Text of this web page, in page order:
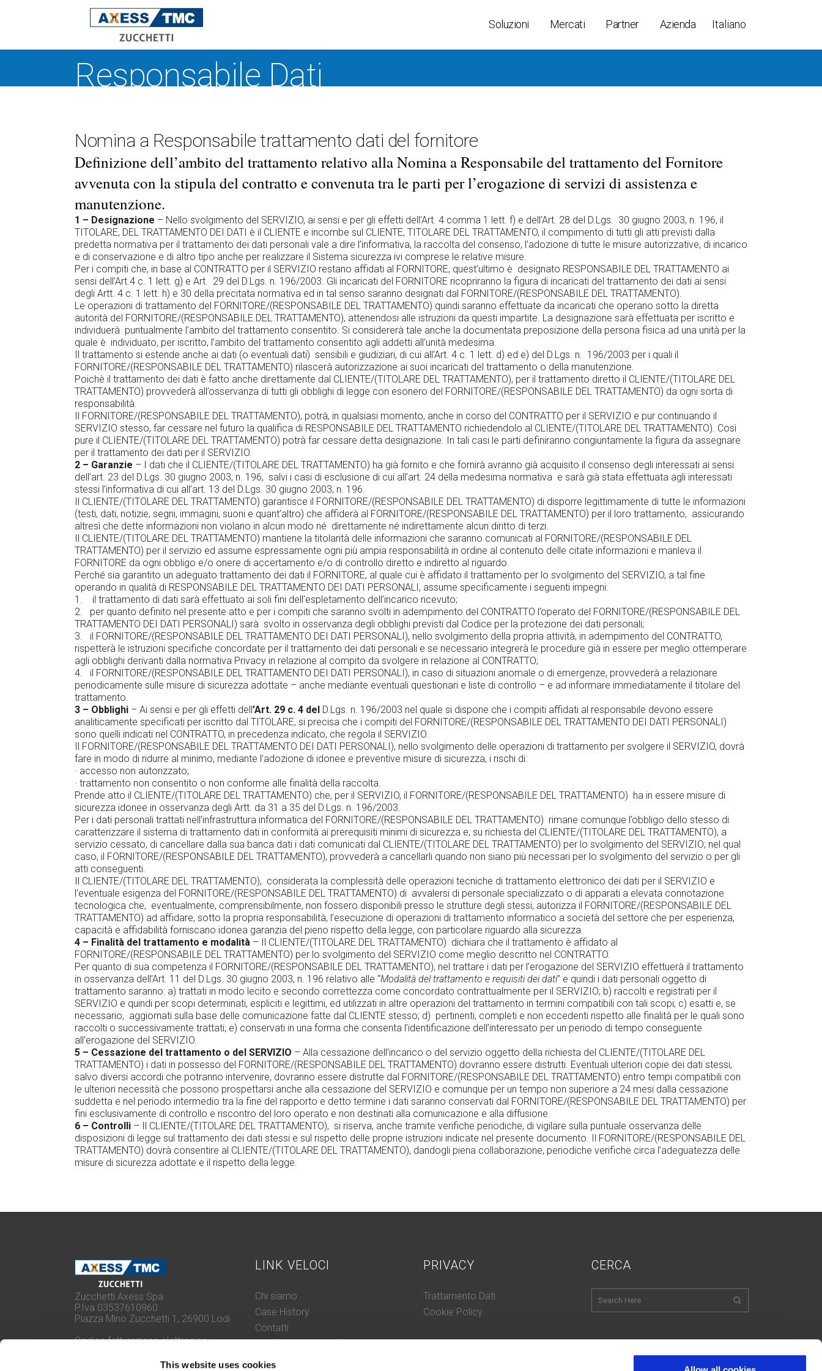
This website uses cookies
Italiano
Soluzioni
Gestione Visitatori
Localizzazione
Indoor
XAtlas Security
Wireless Lock
Sistemi di
Videosorveglianza
Lettura Targhe
Sistema Anti-
incendio
Sistema anti-
intrusione
Data Collection
CLOKI
Gestione del
Personale
Servizio Cloud
Entry365
Hands Free & Mobile
Wireless Cable
Armadio chiavi K-Per
Mercati Partner Azienda
Responsabile Dati
Nomina a Responsabile trattamento dati del fornitore
Definizione dell’ambito del trattamento relativo alla Nomina a Responsabile del trattamento del Fornitore
avvenuta con la stipula del contratto e convenuta tra le parti per l’erogazione di servizi di assistenza e
manutenzione.
1 – Designazione – Nello svolgimento del SERVIZIO, ai sensi e per gli effetti dell’Art. 4 comma 1 lett. f) e dell’Art. 28 del D.Lgs. 30 giugno 2003, n. 196, il
TITOLARE, DEL TRATTAMENTO DEI DATI è il CLIENTE e incombe sul CLIENTE, TITOLARE DEL TRATTAMENTO, il compimento di tutti gli atti previsti dalla
predetta normativa per il trattamento dei dati personali vale a dire l’informativa, la raccolta del consenso, l’adozione di tutte le misure autorizzative, di incarico
e di conservazione e di altro tipo anche per realizzare il Sistema sicurezza ivi comprese le relative misure.
Per i compiti che, in base al CONTRATTO per il SERVIZIO restano affidati al FORNITORE, quest’ultimo è designato RESPONSABILE DEL TRATTAMENTO ai
sensi dell’Art.4 c. 1 lett. g) e Art. 29 del D.Lgs. n. 196/2003. Gli incaricati del FORNITORE ricopriranno la figura di incaricati del trattamento dei dati ai sensi
degli Artt. 4 c. 1 lett. h) e 30 della precitata normativa ed in tal senso saranno designati dal FORNITORE/(RESPONSABILE DEL TRATTAMENTO).
Le operazioni di trattamento del FORNITORE/(RESPONSABILE DEL TRATTAMENTO) quindi saranno effettuate da incaricati che operano sotto la diretta
autorità del FORNITORE/(RESPONSABILE DEL TRATTAMENTO), attenendosi alle istruzioni da questi impartite. La designazione sarà effettuata per iscritto e
individuerà puntualmente l’ambito del trattamento consentito. Si considererà tale anche la documentata preposizione della persona fisica ad una unità per la
quale è individuato, per iscritto, l’ambito del trattamento consentito agli addetti all’unità medesima.
Il trattamento si estende anche ai dati (o eventuali dati) sensibili e giudiziari, di cui all’Art. 4 c. 1 lett. d) ed e) del D.Lgs. n. 196/2003 per i quali il
FORNITORE/(RESPONSABILE DEL TRATTAMENTO) rilascerà autorizzazione ai suoi incaricati del trattamento o della manutenzione.
Poichè il trattamento dei dati è fatto anche direttamente dal CLIENTE/(TITOLARE DEL TRATTAMENTO), per il trattamento diretto il CLIENTE/(TITOLARE DEL
TRATTAMENTO) provvederà all’osservanza di tutti gli obblighi di legge con esonero del FORNITORE/(RESPONSABILE DEL TRATTAMENTO) da ogni sorta di
responsabilità.
Il FORNITORE/(RESPONSABILE DEL TRATTAMENTO), potrà, in qualsiasi momento, anche in corso del CONTRATTO per il SERVIZIO e pur continuando il
SERVIZIO stesso, far cessare nel futuro la qualifica di RESPONSABILE DEL TRATTAMENTO richiedendolo al CLIENTE/(TITOLARE DEL TRATTAMENTO). Così
pure il CLIENTE/(TITOLARE DEL TRATTAMENTO) potrà far cessare detta designazione. In tali casi le parti definiranno congiuntamente la figura da assegnare
per il trattamento dei dati per il SERVIZIO.
2 – Garanzie – I dati che il CLIENTE/(TITOLARE DEL TRATTAMENTO) ha già fornito e che fornirà avranno già acquisito il consenso degli interessati ai sensi
dell’art. 23 del D.Lgs. 30 giugno 2003, n. 196, salvi i casi di esclusione di cui all’art. 24 della medesima normativa e sarà già stata effettuata agli interessati
stessi l’informativa di cui all’art. 13 del D.Lgs. 30 giugno 2003, n. 196.
Il CLIENTE/(TITOLARE DEL TRATTAMENTO) garantisce il FORNITORE/(RESPONSABILE DEL TRATTAMENTO) di disporre legittimamente di tutte le informazioni
(testi, dati, notizie, segni, immagini, suoni e quant’altro) che affiderà al FORNITORE/(RESPONSABILE DEL TRATTAMENTO) per il loro trattamento, assicurando
altresì che dette informazioni non violano in alcun modo né direttamente né indirettamente alcun diritto di terzi.
Il CLIENTE/(TITOLARE DEL TRATTAMENTO) mantiene la titolarità delle informazioni che saranno comunicati al FORNITORE/(RESPONSABILE DEL
TRATTAMENTO) per il servizio ed assume espressamente ogni più ampia responsabilità in ordine al contenuto delle citate informazioni e manleva il
FORNITORE da ogni obbligo e/o onere di accertamento e/o di controllo diretto e indiretto al riguardo.
Perché sia garantito un adeguato trattamento dei dati il FORNITORE, al quale cui è affidato il trattamento per lo svolgimento del SERVIZIO, a tal fine
operando in qualità di RESPONSABILE DEL TRATTAMENTO DEI DATI PERSONALI, assume specificamente i seguenti impegni:
1. il trattamento di dati sarà effettuato ai soli fini dell’espletamento dell’incarico ricevuto;
2. per quanto definito nel presente atto e per i compiti che saranno svolti in adempimento del CONTRATTO l’operato del FORNITORE/(RESPONSABILE DEL
TRATTAMENTO DEI DATI PERSONALI) sarà svolto in osservanza degli obblighi previsti dal Codice per la protezione dei dati personali;
3. il FORNITORE/(RESPONSABILE DEL TRATTAMENTO DEI DATI PERSONALI), nello svolgimento della propria attività, in adempimento del CONTRATTO,
rispetterà le istruzioni specifiche concordate per il trattamento dei dati personali e se necessario integrerà le procedure già in essere per meglio ottemperare
agli obblighi derivanti dalla normativa Privacy in relazione al compito da svolgere in relazione al CONTRATTO;
4. il FORNITORE/(RESPONSABILE DEL TRATTAMENTO DEI DATI PERSONALI), in caso di situazioni anomale o di emergenze, provvederà a relazionare
periodicamente sulle misure di sicurezza adottate – anche mediante eventuali questionari e liste di controllo – e ad informare immediatamente il titolare del
trattamento.
3 – Obblighi – Ai sensi e per gli effetti dell’Art. 29 c. 4 del D.Lgs. n. 196/2003 nel quale si dispone che i compiti affidati al responsabile devono essere
analiticamente specificati per iscritto dal TITOLARE, si precisa che i compiti del FORNITORE/(RESPONSABILE DEL TRATTAMENTO DEI DATI PERSONALI)
sono quelli indicati nel CONTRATTO, in precedenza indicato, che regola il SERVIZIO.
Il FORNITORE/(RESPONSABILE DEL TRATTAMENTO DEI DATI PERSONALI), nello svolgimento delle operazioni di trattamento per svolgere il SERVIZIO, dovrà
fare in modo di ridurre al minimo, mediante l’adozione di idonee e preventive misure di sicurezza, i rischi di:
· accesso non autorizzato;
· trattamento non consentito o non conforme alle finalità della raccolta.
Prende atto il CLIENTE/(TITOLARE DEL TRATTAMENTO) che, per il SERVIZIO, il FORNITORE/(RESPONSABILE DEL TRATTAMENTO) ha in essere misure di
sicurezza idonee in osservanza degli Artt. da 31 a 35 del D.Lgs. n. 196/2003.
Per i dati personali trattati nell’infrastruttura informatica del FORNITORE/(RESPONSABILE DEL TRATTAMENTO) rimane comunque l’obbligo dello stesso di
caratterizzare il sistema di trattamento dati in conformità ai prerequisiti minimi di sicurezza e, su richiesta del CLIENTE/(TITOLARE DEL TRATTAMENTO), a
servizio cessato, di cancellare dalla sua banca dati i dati comunicati dal CLIENTE/(TITOLARE DEL TRATTAMENTO) per lo svolgimento del SERVIZIO; nel qual
caso, il FORNITORE/(RESPONSABILE DEL TRATTAMENTO), provvederà a cancellarli quando non siano più necessari per lo svolgimento del servizio o per gli
atti conseguenti.
Il CLIENTE/(TITOLARE DEL TRATTAMENTO), considerata la complessità delle operazioni tecniche di trattamento elettronico dei dati per il SERVIZIO e
l’eventuale esigenza del FORNITORE/(RESPONSABILE DEL TRATTAMENTO) di avvalersi di personale specializzato o di apparati a elevata connotazione
tecnologica che, eventualmente, comprensibilmente, non fossero disponibili presso le strutture degli stessi, autorizza il FORNITORE/(RESPONSABILE DEL
TRATTAMENTO) ad affidare, sotto la propria responsabilità, l’esecuzione di operazioni di trattamento informatico a società del settore che per esperienza,
capacità e affidabilità forniscano idonea garanzia del pieno rispetto della legge, con particolare riguardo alla sicurezza.
4 – Finalità del trattamento e modalità – Il CLIENTE/(TITOLARE DEL TRATTAMENTO) dichiara che il trattamento è affidato al
FORNITORE/(RESPONSABILE DEL TRATTAMENTO) per lo svolgimento del SERVIZIO come meglio descritto nel CONTRATTO.
Per quanto di sua competenza il FORNITORE/(RESPONSABILE DEL TRATTAMENTO), nel trattare i dati per l’erogazione del SERVIZIO effettuerà il trattamento
in osservanza dell’Art. 11 del D.Lgs. 30 giugno 2003, n. 196 relativo alle “Modalità del trattamento e requisiti dei dati” e quindi i dati personali oggetto di
trattamento saranno: a) trattati in modo lecito e secondo correttezza come concordato contrattualmente per il SERVIZIO; b) raccolti e registrati per il
SERVIZIO e quindi per scopi determinati, espliciti e legittimi, ed utilizzati in altre operazioni del trattamento in termini compatibili con tali scopi; c) esatti e, se
necessario, aggiornati sulla base delle comunicazione fatte dal CLIENTE stesso; d) pertinenti, completi e non eccedenti rispetto alle finalità per le quali sono
raccolti o successivamente trattati; e) conservati in una forma che consenta l’identificazione dell’interessato per un periodo di tempo conseguente
all’erogazione del SERVIZIO.
5 – Cessazione del trattamento o del SERVIZIO – Alla cessazione dell’incarico o del servizio oggetto della richiesta del CLIENTE/(TITOLARE DEL
TRATTAMENTO) i dati in possesso del FORNITORE/(RESPONSABILE DEL TRATTAMENTO) dovranno essere distrutti. Eventuali ulteriori copie dei dati stessi,
salvo diversi accordi che potranno intervenire, dovranno essere distrutte dal FORNITORE/(RESPONSABILE DEL TRATTAMENTO) entro tempi compatibili con
le ulteriori necessità che possono prospettarsi anche alla cessazione del SERVIZIO e comunque per un tempo non superiore a 24 mesi dalla cessazione
suddetta e nel periodo intermedio tra la fine del rapporto e detto termine i dati saranno conservati dal FORNITORE/(RESPONSABILE DEL TRATTAMENTO) per
fini esclusivamente di controllo e riscontro del loro operato e non destinati alla comunicazione e alla diffusione.
6 – Controlli – Il CLIENTE/(TITOLARE DEL TRATTAMENTO), si riserva, anche tramite verifiche periodiche, di vigilare sulla puntuale osservanza delle
disposizioni di legge sul trattamento dei dati stessi e sul rispetto delle proprie istruzioni indicate nel presente documento. Il FORNITORE/(RESPONSABILE DEL
TRATTAMENTO) dovrà consentire al CLIENTE/(TITOLARE DEL TRATTAMENTO), dandogli piena collaborazione, periodiche verifiche circa l’adeguatezza delle
misure di sicurezza adottate e il rispetto della legge.
Zucchetti Axess Spa
P.Iva 03537610960
Piazza Mino Zucchetti 1, 26900 Lodi
Codice fatturazione elettronica:
LINK VELOCI
Chi siamo
Case History
Contatti
Procedura Whistleblowing
PRIVACY
Trattamento Dati
Cookie Policy
CERCA